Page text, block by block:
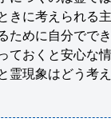
きに考えられる
ために自分でで
ておくと安心な
霊現象はどう考